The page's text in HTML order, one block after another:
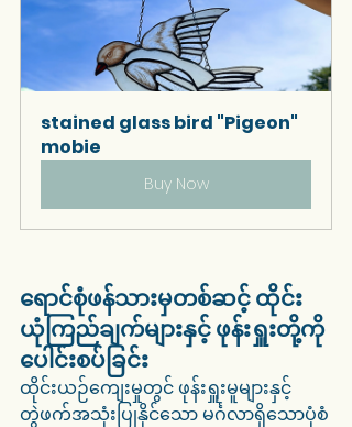
stained glass bird "Pigeon"
mobie
Buy Now
ရောင်စုံဖန်သားမှတစ်ဆင့် ထိုင်း
ယုံကြည်ချက်များနှင့် ဖုန်းရှူးတို့ကို
ပေါင်းစပ်ခြင်း
ထိုင်းယဉ်ကျေးမှုတွင် ဖုန်းရှူးမူများနှင့်
တွဲဖက်အသုံးပြုနိုင်သော မင်္ဂလာရှိသောပုံစံ